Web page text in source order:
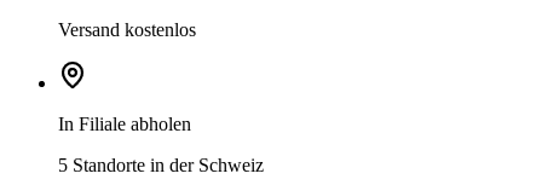
Versand kostenlos
In Filiale abholen
5 Standorte in der Schweiz